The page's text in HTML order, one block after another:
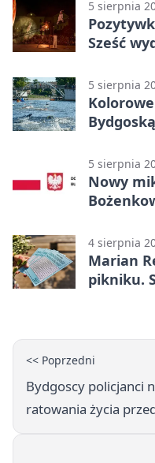
5 sierpnia
Sześć
5 sierpnia
5 sierpnia
Nowy
4 sierpnia
Marian
pikniku.
<< Poprzedni
Bydgoscy policjanci
ratowania życia